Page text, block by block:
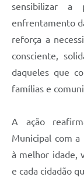
sensibilizar a
enfrentamento
reforça a
consciente,
daqueles que
famílias e
A ação
Municipal com a
à melhor idade,
e cada cidadão